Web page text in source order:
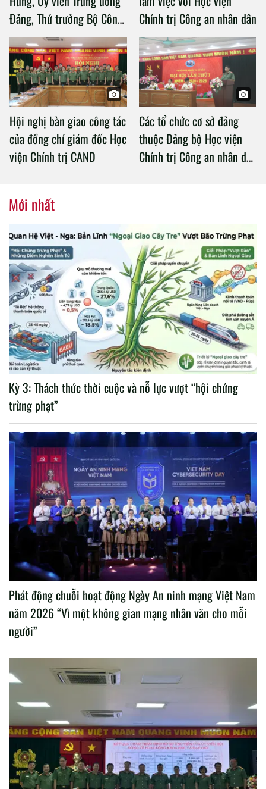
Đảng, Thứ trưởng Bộ Công
an làm việc với Học viện
Chính trị Công an nhân dân
Chính trị Công an nhân dân
Hội nghị bàn giao công tác
của đồng chí giám đốc Học
viện Chính trị CAND
Các tổ chức cơ sở đảng
thuộc Đảng bộ Học viện
Chính trị Công an nhân dân
Mới nhất
Kỳ 3: Thách thức thời cuộc và nỗ lực vượt “hội chứng
trừng phạt”
Phát động chuỗi hoạt động Ngày An ninh mạng Việt Nam
năm 2026 “Vì một không gian mạng nhân văn cho mỗi
người”